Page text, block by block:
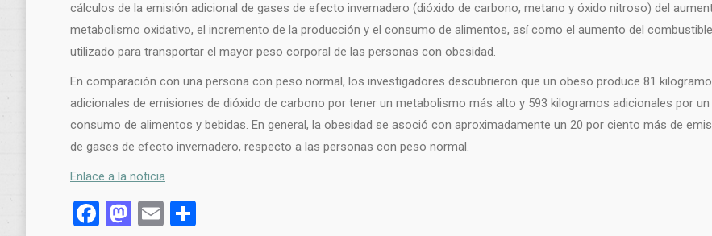
cálculos de la emisión adicional de gases de efecto invernadero (dióxido de carbono, metano y óxido nitroso) del
metabolismo oxidativo, el incremento de la producción y el consumo de alimentos, así como el aumento del combustible
utilizado para transportar el mayor peso corporal de las personas con obesidad.
En comparación con una persona con peso normal, los investigadores descubrieron que un obeso produce 81
adicionales de emisiones de dióxido de carbono por tener un metabolismo más alto y 593 kilogramos adicionales por
consumo de alimentos y bebidas. En general, la obesidad se asoció con aproximadamente un 20 por ciento más de
de gases de efecto invernadero, respecto a las personas con peso normal.
Enlace a la noticia
Facebook
Mastodon
Email